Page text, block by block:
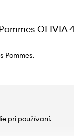
OLIVIA
Pommes.
pri používaní.